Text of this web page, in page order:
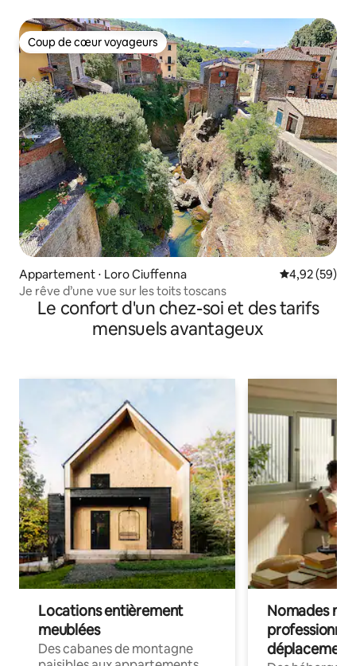
Coup de cœur voyageurs
Coup de cœur voyageurs
Appartement ⋅ Loro Ciuffenna Évaluation
4,92 (59)
Je rêve d’une vue sur les toits toscans
Le confort d'un chez-soi et des tarifs
mensuels avantageux
Locations entièrement
meublées
Des cabanes de montagne
Nomades
déplacement